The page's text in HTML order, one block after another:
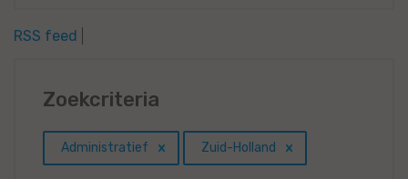
RSS feed
Zoekcriteria
Administratief Zuid-Holland